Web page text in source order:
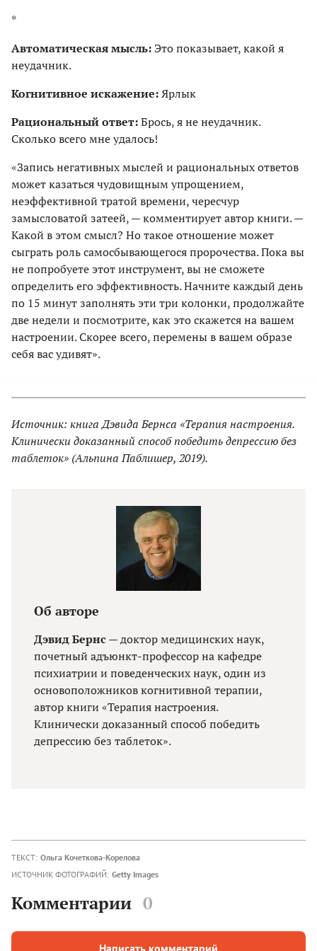
*
Автоматическая мысль: Это показывает, какой я
неудачник.
Когнитивное искажение:Ярлык
Рациональный ответ:Брось, я не неудачник.
Сколько всего мне удалось!
«Запись негативных мыслей и рациональных ответов
может казаться чудовищным упрощением,
неэффективной тратой времени, чересчур
замысловатой затеей, — комментирует автор книги. —
Какой в этом смысл? Но такое отношение может
сыграть роль самосбывающегося пророчества. Пока вы
не попробуете этот инструмент, вы не сможете
определить его эффективность. Начните каждый день
по 15 минут заполнять эти три колонки, продолжайте
две недели и посмотрите, как это скажется на вашем
настроении. Скорее всего, перемены в вашем образе
себя вас удивят».
Источник: книга Дэвида Бернса «Терапия настроения.
Клинически доказанный способ победить депрессию без
таблеток» (Альпина Паблишер, 2019).
Об авторе
Дэвид Бернс— доктор медицинских наук,
почетный адъюнкт-профессор на кафедре
психиатрии и поведенческих наук, один из
основоположников когнитивной терапии,
автор книги «Терапия настроения.
Клинически доказанный способ победить
депрессию без таблеток».
ТЕКСТ: Ольга Кочеткова-Корелова
ИСТОЧНИК ФОТОГРАФИЙ: Getty Images
Комментарии 0
Написать комментарий